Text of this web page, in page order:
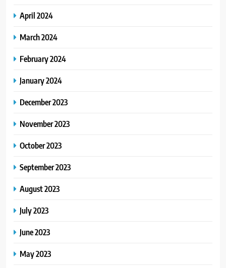
April 2024
March 2024
February 2024
January 2024
December 2023
November 2023
October 2023
September 2023
August 2023
July 2023
June 2023
May 2023